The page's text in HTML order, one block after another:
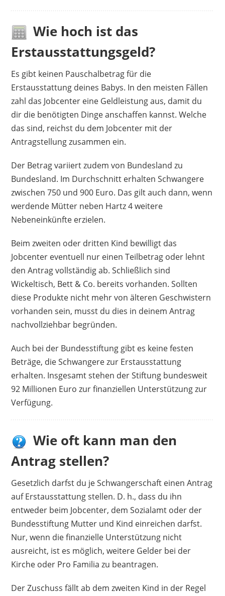
Wie hoch ist das
Erstausstattungsgeld?
Es gibt keinen Pauschalbetrag für die
Erstausstattung deines Babys. In den meisten Fällen
zahl das Jobcenter eine Geldleistung aus, damit du
dir die benötigten Dinge anschaffen kannst. Welche
das sind, reichst du dem Jobcenter mit der
Antragstellung zusammen ein.
Der Betrag variiert zudem von Bundesland zu
Bundesland. Im Durchschnitt erhalten Schwangere
zwischen 750 und 900 Euro. Das gilt auch dann, wenn
werdende Mütter neben Hartz 4 weitere
Nebeneinkünfte erzielen.
Beim zweiten oder dritten Kind bewilligt das
Jobcenter eventuell nur einen Teilbetrag oder lehnt
den Antrag vollständig ab. Schließlich sind
Wickeltisch, Bett & Co. bereits vorhanden. Sollten
diese Produkte nicht mehr von älteren Geschwistern
vorhanden sein, musst du dies in deinem Antrag
nachvollziehbar begründen.
Auch bei der Bundesstiftung gibt es keine festen
Beträge, die Schwangere zur Erstausstattung
erhalten. Insgesamt stehen der Stiftung bundesweit
92 Millionen Euro zur finanziellen Unterstützung zur
Verfügung.
Wie oft kann man den
Antrag stellen?
Gesetzlich darfst du je Schwangerschaft einen Antrag
auf Erstausstattung stellen. D. h., dass du ihn
entweder beim Jobcenter, dem Sozialamt oder der
Bundesstiftung Mutter und Kind einreichen darfst.
Nur, wenn die finanzielle Unterstützung nicht
ausreicht, ist es möglich, weitere Gelder bei der
Kirche oder Pro Familia zu beantragen.
Der Zuschuss fällt ab dem zweiten Kind in der Regel